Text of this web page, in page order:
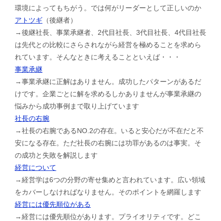
環境によってもちがう。では何がリーダーとして正しいのか
アトツギ （後継者）
→後継社長、事業承継者、2代目社長、3代目社長、4代目社長
は先代との比較にさらされながら経営を極めることを求めら
れています。そんなときに考えることといえば・・・
事業承継
→事業承継に正解はありません。成功したパターンがあるだ
けです。企業ごとに解を求めるしかありませんが事業承継の
悩みから成功事例まで取り上げています
社長の右腕
→社長の右腕であるNO.2の存在。いると安心だが不在だと不
安になる存在。ただ社長の右腕には功罪があるのは事実。そ
の成功と失敗を解説します
経営について
→経営学は6つの分野の寄せ集めと言われています。広い領域
をカバーしなければなりません。そのポイントを網羅します
経営には優先順位がある
→経営には優先順位があります。プライオリティです。どこ